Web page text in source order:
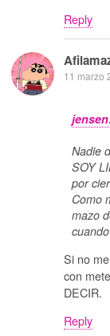
Reply
11 marzo
Nadie
SOY
por
Como
mazo
Si no
con
DECIR.
Reply